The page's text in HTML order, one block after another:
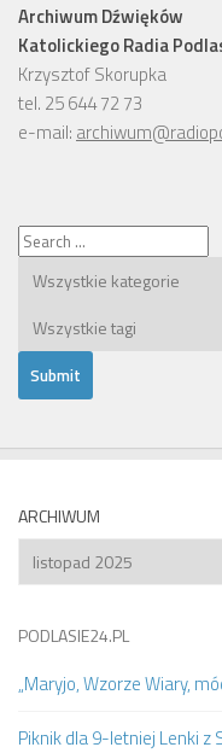
Archiwum Dźwięków
Katolickiego Radia
Krzysztof Skorupka
tel. 25 644 72 73
e-mail:
ARCHIWUM
Archiwum
PODLASIE24.PL
„Maryjo, Wzorze Wiary,
Piknik dla 9-letniej Lenki z